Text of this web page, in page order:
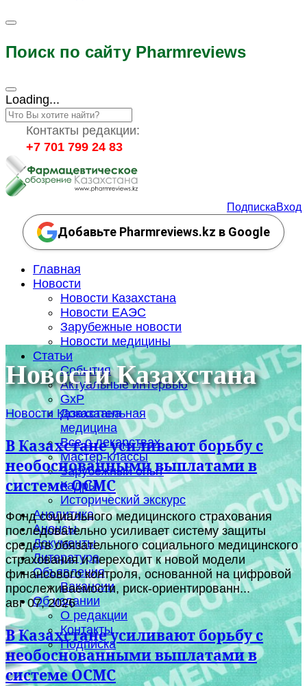
Поиск по сайту Pharmreviews
Loading...
Контакты редакции:
+7 701 799 24 83
ПодпискаВход
Добавьте Pharmreviews.kz в Google
Главная
Новости
Новости Казахстана
Новости ЕАЭС
Зарубежные новости
Новости медицины
Статьи
События
Актуальные интервью
GxP
Доказательная
медицина
Все о лекарствах
Мастер-классы
Зарубежный опыт
Кадры
Исторический экскурс
Аналитика
Анонсы
Документы
Литература
Объявления
Вакансии
Об издании
О редакции
Контакты
Подписка
Новости Казахстана
Новости Казахстана
В Казахстане усиливают борьбу с
необоснованными выплатами в
системе ОСМС
Фонд социального медицинского страхования
последовательно усиливает систему защиты
средств обязательного социального медицинского
страхования и переходит к новой модели
финансового контроля, основанной на цифровой
прослеживаемости, риск-ориентированн...
авг 07, 2026
В Казахстане усиливают борьбу с
необоснованными выплатами в
системе ОСМС